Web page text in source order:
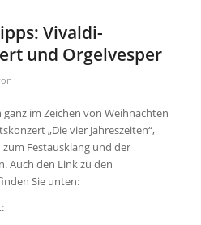
Vivaldi-
und Orgelvesper
im Zeichen von Weihnachten
„Die vier Jahreszeiten“,
Festausklang und der
Auch den Link zu den
Sie unten: